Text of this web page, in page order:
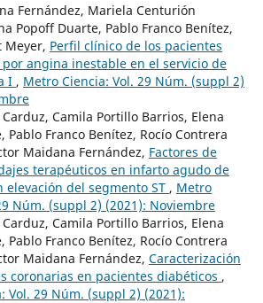
Fernández, Mariela Centurión
Popoff Duarte, Pablo Franco Benítez,
Meyer, Perfil clínico de los pacientes
angina inestable en el servicio de
I , Metro Ciencia: Vol. 29 Núm. (suppl 2)
Camila Portillo Barrios, Elena
Pablo Franco Benítez, Rocío Contrera
Maidana Fernández, Factores de
terapéuticos en infarto agudo de
elevación del segmento ST , Metro
Núm. (suppl 2) (2021): Noviembre
Camila Portillo Barrios, Elena
Pablo Franco Benítez, Rocío Contrera
Maidana Fernández, Caracterización
coronarias en pacientes diabéticos ,
Vol. 29 Núm. (suppl 2) (2021):